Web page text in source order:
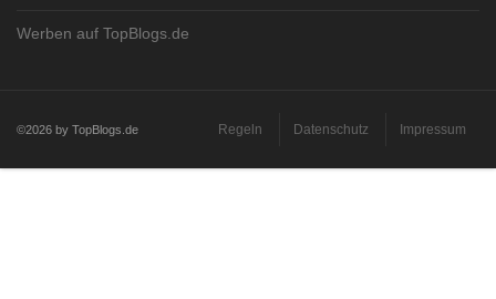
Werben auf TopBlogs.de
©2026 by TopBlogs.de Regeln Datenschutz Impressum